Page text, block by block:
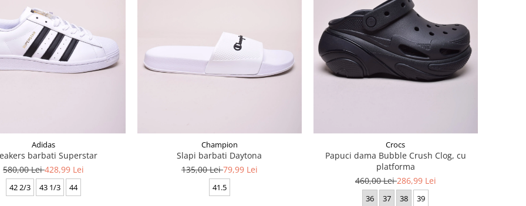
Adidas
barbati Superstar
580,00 Lei428,99 Lei
42 2/3 43 1/3 44
Champion
Slapi barbati Daytona
135,00 Lei79,99 Lei
41.5
Crocs
Papuci dama Bubble Crush Clog, cu
platforma
460,00 Lei286,99 Lei
36 37 38 39